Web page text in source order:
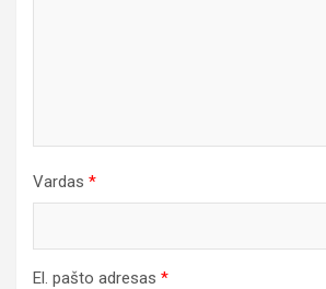
Vardas *
El. pašto adresas *